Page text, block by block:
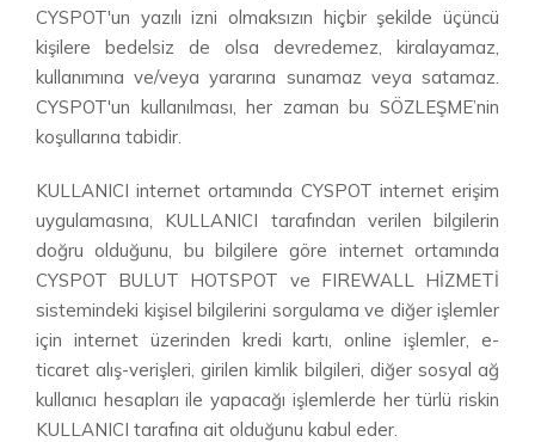
CYSPOT'un yazılı izni olmaksızın hiçbir şekilde üçüncü
kişilere bedelsiz de olsa devredemez, kiralayamaz,
kullanımına ve/veya yararına sunamaz veya satamaz.
CYSPOT'un kullanılması, her zaman bu SÖZLEŞME’nin
koşullarına tabidir.
KULLANICI internet ortamında CYSPOT internet erişim
uygulamasına, KULLANICI tarafından verilen bilgilerin
doğru olduğunu, bu bilgilere göre internet ortamında
CYSPOT BULUT HOTSPOT ve FIREWALL HİZMETİ
sistemindeki kişisel bilgilerini sorgulama ve diğer işlemler
için internet üzerinden kredi kartı, online işlemler, e-
ticaret alış-verişleri, girilen kimlik bilgileri, diğer sosyal ağ
kullanıcı hesapları ile yapacağı işlemlerde her türlü riskin
KULLANICI tarafına ait olduğunu kabul eder.